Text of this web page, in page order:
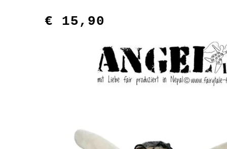
€ 15,90